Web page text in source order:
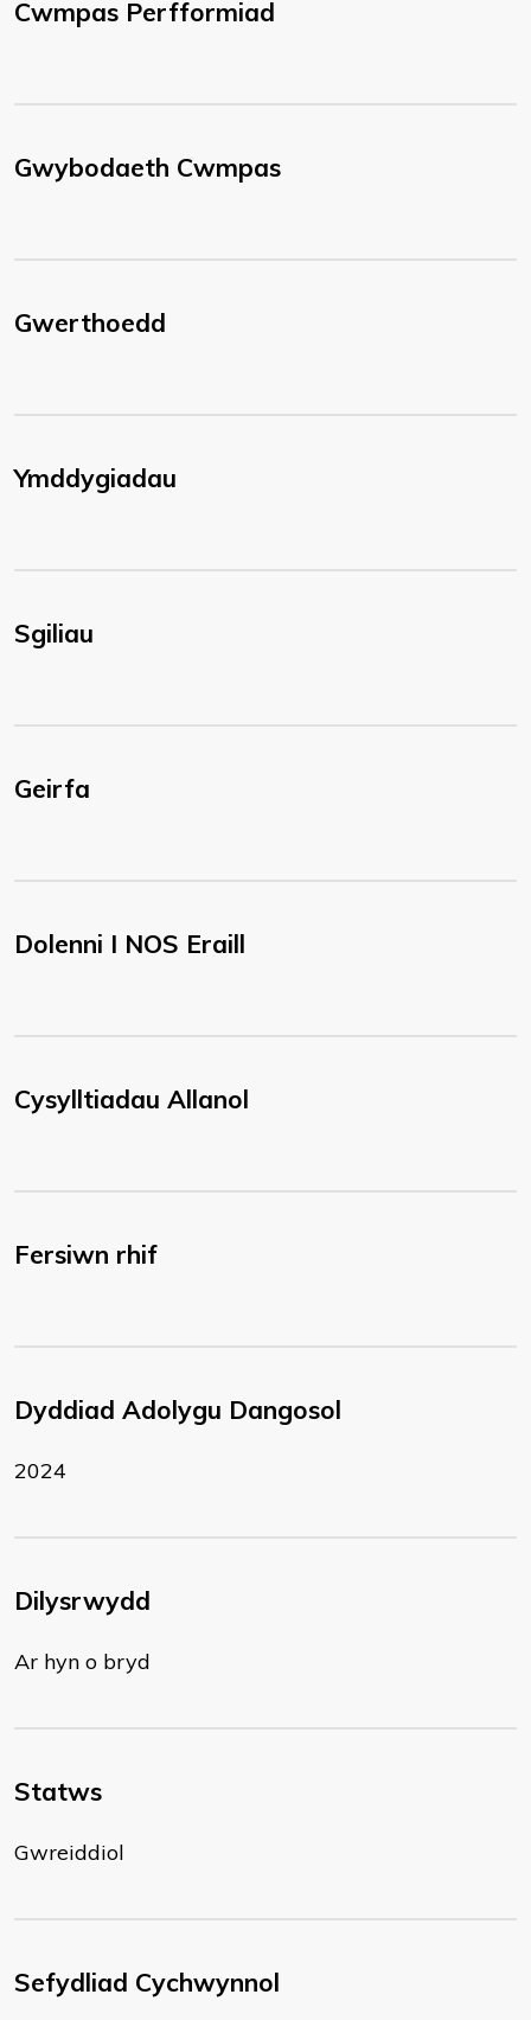
Cwmpas Perfformiad
Gwybodaeth Cwmpas
Gwerthoedd
Ymddygiadau
Sgiliau
Geirfa
Dolenni I NOS Eraill
Cysylltiadau Allanol
Fersiwn rhif
Dyddiad Adolygu Dangosol
2024
Dilysrwydd
Ar hyn o bryd
Statws
Gwreiddiol
Sefydliad Cychwynnol